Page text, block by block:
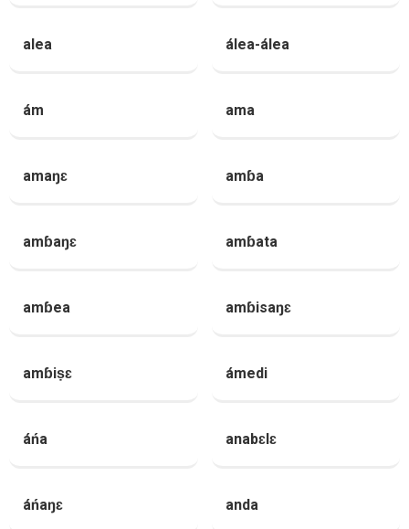
alea álea-álea
ám ama
amaŋɛ amɓa
amɓaŋɛ amɓata
amɓea amɓisaŋɛ
amɓiṣɛ ámedi
áńa anabɛlɛ
áńaŋɛ anda